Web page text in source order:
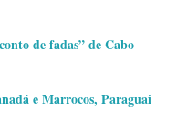
de fadas” de Cabo
e Marrocos, Paraguai